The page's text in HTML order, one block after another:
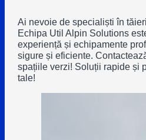
Ai nevoie de specialiști în
Echipa Util Alpin Solutions
experiență și echipamente
sigure și eficiente.
spațiile verzi! Soluții rapide și
tale!